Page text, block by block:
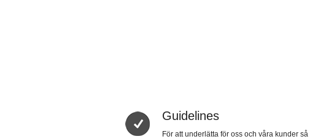
Guidelines
För att underlätta för oss och våra kunder så